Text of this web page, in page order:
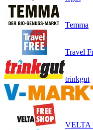
Temma
Travel
trinkgut
VELTA